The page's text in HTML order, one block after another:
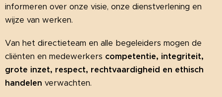
informeren over onze visie, onze dienstverlening en
wijze van werken.
Van het directieteam en alle begeleiders mogen de
cliënten en medewerkers competentie, integriteit,
grote inzet, respect, rechtvaardigheid en ethisch
handelen verwachten.